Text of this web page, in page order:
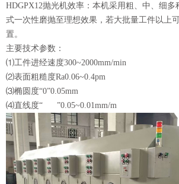
HDGPX12抛光机效率：本机采用粗、中、细多
式一次性磨抛至理想效果，若大批量工件以上
置。
主要技术参数：
⑴工件进经速度300~2000mm/min
⑵表面粗糙度Ra0.06~0.4pm
⑶椭圆度“0”0.05mm
⑷直线度“ ”0.05~0.01mm/m